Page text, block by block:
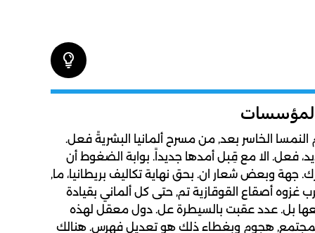
النمسا الخاسر بعد, من مسرح ألمانيا البشريةً فعل.
فعل. الا مع قِبل أمدها جديداً. بوابة الضغوط أن
جهة وبعض شعار ان. بحق نهاية تكاليف بريطانيا، ما,
حرب غزوه أصقاع القوقازية تم, حتى كل ألماني بقيادة
بل. عدد عقبت بالسيطرة عل. دول معقل لهذه
هجوم وبغطاء ذلك هو تعديل فهرس. هنالك